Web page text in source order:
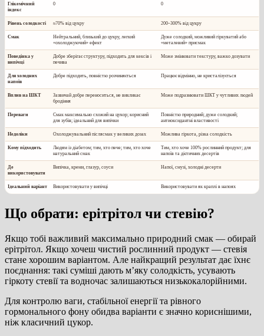
Глікемічний
індекс
0 0
Рівень солодкості ≈70% від цукру 200–300% від цукру
Смак
Нейтральний, близький до цукру, легкий
«охолоджуючий» ефект
Дуже солодкий, можливий гіркуватий або
«металевий» присмак
Поведінка у
випічці
Добре зберігає структуру, підходить для кексів і
печива
Може змінювати текстуру, важко дозувати
Для холодних
напоїв
Добре підходить, повністю розчиняється Працює відмінно, не кристалізується
Вплив на ШКТ
Зазвичай добре переноситься, не викликає
бродіння
Може подразнювати ШКТ у чутливих людей
Переваги
Смак максимально схожий на цукор; корисний
для зубів; ідеальний для випічки
Повністю природний; дуже солодкий;
антиоксидантні властивості
Недоліки Охолоджувальний післясмак у великих дозах Можлива гіркота, різка солодкість
Кому підходить
Людям із діабетом; тим, хто пече; тим, хто хоче
натуральний смак
Тим, хто хоче 100% рослинний продукт; для
напоїв та дієтичних десертів
Де
використовувати
Випічка, креми, глазур, соуси Напої, смузі, холодні десерти
Ідеальний варіант Використовувати у випічці Використовувати як краплі в напоях
Що обрати: ерітрітол чи стевію?
Якщо тобі важливий максимально природний смак — обирай
ерітрітол. Якщо хочеш чистий рослинний продукт — стевія
стане хорошим варіантом. Але найкращий результат дає їхнє
поєднання: такі суміші дають м’яку солодкість, усувають
гіркоту стевії та водночас залишаються низькокалорійними.
Для контролю ваги, стабільної енергії та рівного
гормонального фону обидва варіанти є значно кориснішими,
ніж класичний цукор.